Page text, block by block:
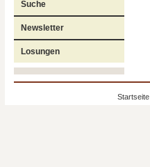
Suche
Newsletter
Losungen
Startseite